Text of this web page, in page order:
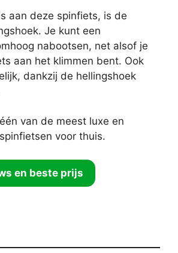
aan deze spinfiets, is de
Je kunt een
nabootsen, net alsof je
aan het klimmen bent. Ook
dankzij de hellingshoek
van de meest luxe en
voor thuis.
en beste prijs